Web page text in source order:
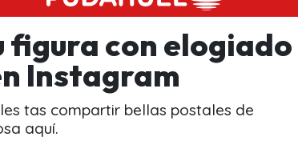
figura con elogiado
Instagram
tas compartir bellas postales de
aquí.